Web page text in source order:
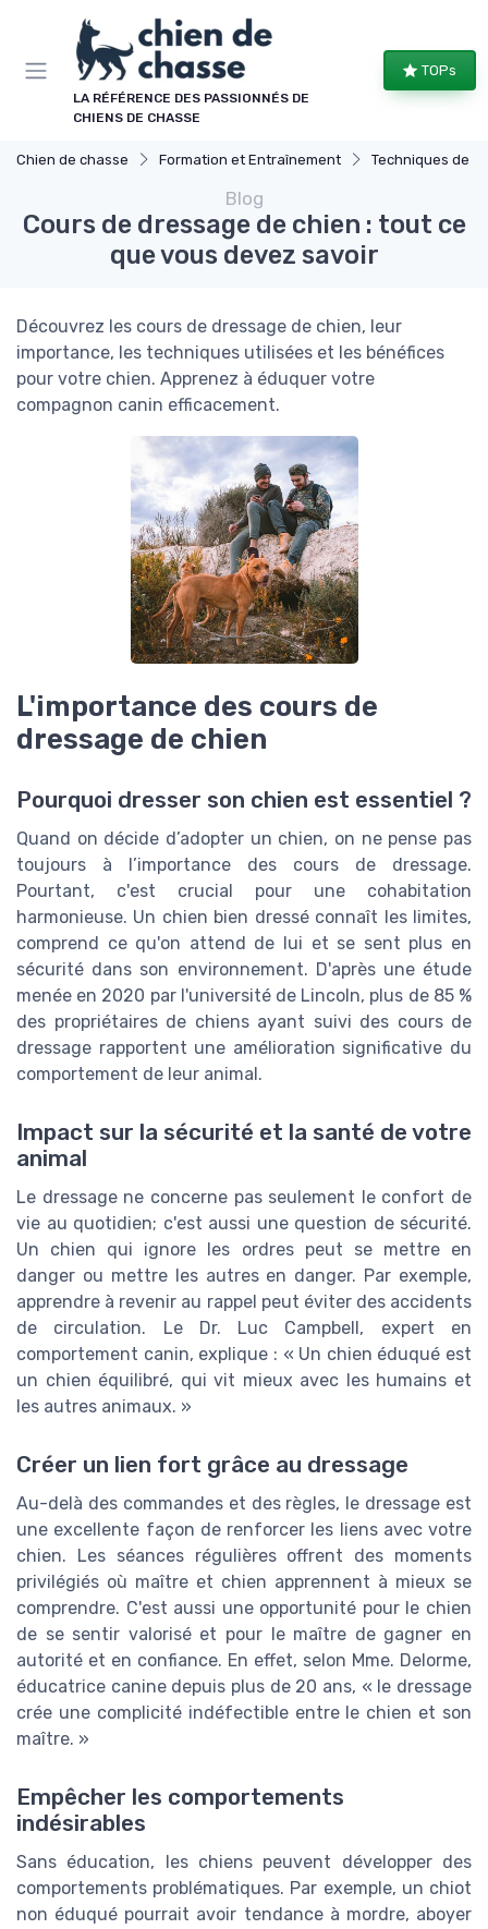
LA RÉFÉRENCE DES PASSIONNÉS DE
CHIENS DE CHASSE
TOPs
Chien de chasse Formation et Entraînement Techniques de
Blog
Cours de dressage de chien : tout ce
que vous devez savoir
Découvrez les cours de dressage de chien, leur
importance, les techniques utilisées et les bénéfices
pour votre chien. Apprenez à éduquer votre
compagnon canin efficacement.
L'importance des cours de
dressage de chien
Pourquoi dresser son chien est essentiel ?
Quand on décide d’adopter un chien, on ne pense pas
toujours à l’importance des cours de dressage.
Pourtant, c'est crucial pour une cohabitation
harmonieuse. Un chien bien dressé connaît les limites,
comprend ce qu'on attend de lui et se sent plus en
sécurité dans son environnement. D'après une étude
menée en 2020 par l'université de Lincoln, plus de 85 %
des propriétaires de chiens ayant suivi des cours de
dressage rapportent une amélioration significative du
comportement de leur animal.
Impact sur la sécurité et la santé de votre
animal
Le dressage ne concerne pas seulement le confort de
vie au quotidien; c'est aussi une question de sécurité.
Un chien qui ignore les ordres peut se mettre en
danger ou mettre les autres en danger. Par exemple,
apprendre à revenir au rappel peut éviter des accidents
de circulation. Le Dr. Luc Campbell, expert en
comportement canin, explique : « Un chien éduqué est
un chien équilibré, qui vit mieux avec les humains et
les autres animaux. »
Créer un lien fort grâce au dressage
Au-delà des commandes et des règles, le dressage est
une excellente façon de renforcer les liens avec votre
chien. Les séances régulières offrent des moments
privilégiés où maître et chien apprennent à mieux se
comprendre. C'est aussi une opportunité pour le chien
de se sentir valorisé et pour le maître de gagner en
autorité et en confiance. En effet, selon Mme. Delorme,
éducatrice canine depuis plus de 20 ans, « le dressage
crée une complicité indéfectible entre le chien et son
maître. »
Empêcher les comportements
indésirables
Sans éducation, les chiens peuvent développer des
comportements problématiques. Par exemple, un chiot
non éduqué pourrait avoir tendance à mordre, aboyer
Panneau de gestion des cookies